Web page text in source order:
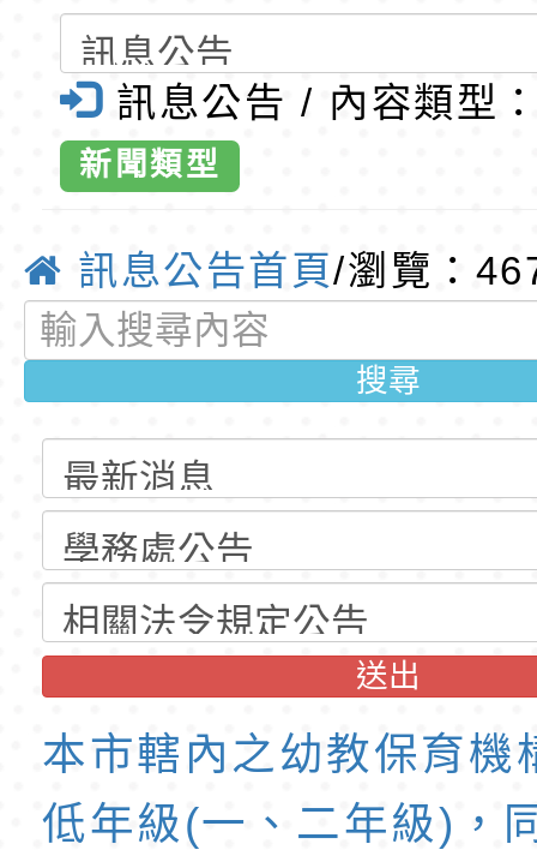
育專業人員資格者報
理人員」甄選
梯特教代課教師甄選
公告(尚有缺額)
錄取公告-桃園市桃
民小學115學年度「
班教師助理員」甄選
東門國小115學年度
梯特教代理教師甄選
公告(尚有缺額)
特殊教育學生及幼兒
明手冊(修訂版)與學
說明影片
轉知臺中市政府政風
光城市手牽手，綠能
走」動畫影片
本府115年70歲以上
員健康講座「吃得安
心」，請退休同仁踴
清華光罩教學專業論
動時代中的好老師：
教師韌性
轉環境部「淨零綠領
程」
轉農業部桃園區農業
「115年食農教育專
訓練課程」，歡迎已
育專業人員資格者報
錄取公告-桃園市桃
民小學115學年度「
理人員」甄選
東門國小115學年度
梯特教代課教師甄選
公告(尚有缺額)
錄取公告-桃園市桃
民小學115學年度「
班教師助理員」甄選
東門國小115學年度
梯特教代理教師甄選
公告(尚有缺額)
同一班級於
二名以上病
日。-桃園市
全球資訊網-
訊息公告 / 內容類型
新聞類型
訊息公告首頁/瀏覽：
搜尋
送出
本市轄內之幼教保育機
低年級(一、二年級)，